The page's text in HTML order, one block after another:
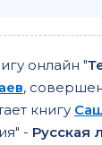
онлайн "
,
книгу
- Русская